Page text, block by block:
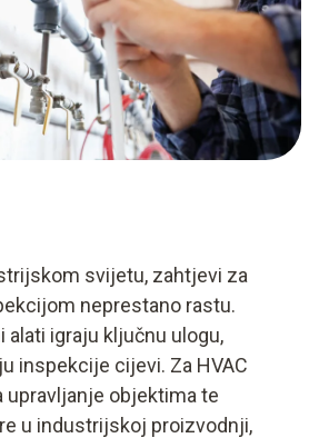
svijetu, zahtjevi za
neprestano rastu.
alati igraju ključnu ulogu,
inspekcije cijevi. Za HVAC
upravljanje objektima te
u industrijskoj proizvodnji,